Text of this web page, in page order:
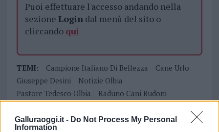
Galluraoggi.it - Do Not Process My Personal
Information
Puoi effettuare l'accesso andando nella
sezione Logindal menù del sito o
cliccando qui
TEMI: Campione Italiano Di Bellezza
Cane Urlo
Giuseppe Desini
Notizie Olbia
Pastore Tedesco Olbia
Raduno Cani Budoni
Inviaci le tue segnalazioni,